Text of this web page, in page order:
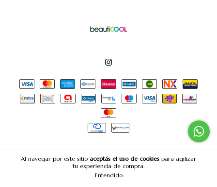
Al navegar por este sitio aceptás el uso de cookies para agilizar
tu experiencia de compra.
Entendido
Copyright BeautiCOOL - 30714188646 - 2026. Todos los derechos
reservados.